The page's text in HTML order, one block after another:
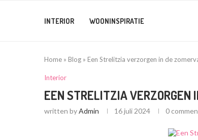
INTERIOR WOONINSPIRATIE
Home » Blog » Een Strelitzia verzorgen in de
Interior
EEN STRELITZIA VERZORGEN
written byAdmin 16 juli 2024 0